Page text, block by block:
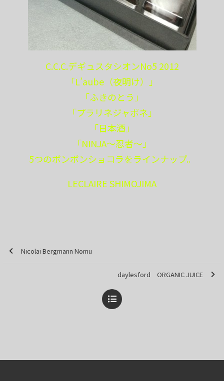
C.C.C.デギュスタシオンNo5 2012
「L’aube（夜明け）」
「ふきのとう」
「プラリネジャポネ」
「日本酒」
「NINJA〜忍者〜」
5つのボンボンショコラをラインナップ。
LECLAIRE SHIMOJIMA
Nicolai Bergmann Nomu
daylesford ORGANIC JUICE